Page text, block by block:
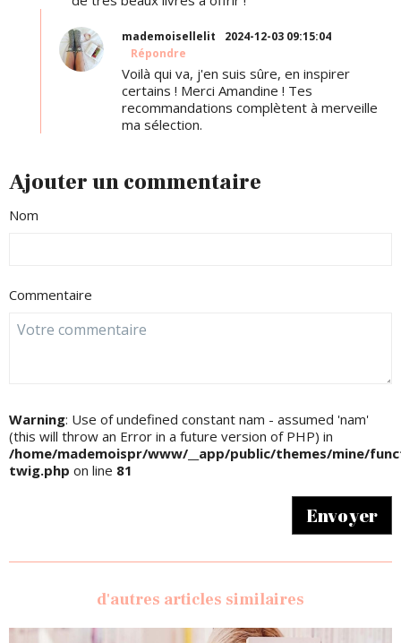
mademoisellelit
2024-12-03 09:15:04
Répondre
Voilà qui va, j'en suis sûre, en inspirer
certains ! Merci Amandine ! Tes
recommandations complètent à merveille
ma sélection.
Ajouter un commentaire
Nom
Commentaire
Warning: Use of undefined constant nam - assumed 'nam'
(this will throw an Error in a future version of PHP) in
/home/mademoispr/www/__app/public/themes/mine/
twig.php on line 81
Envoyer
d'autres articles similaires